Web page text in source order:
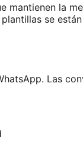
mantienen la
se
Las